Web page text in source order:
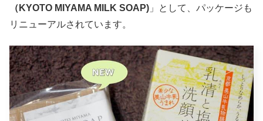
（KYOTO MIYAMA MILK SOAP) 」として、パッケージも
リニューアルされています。